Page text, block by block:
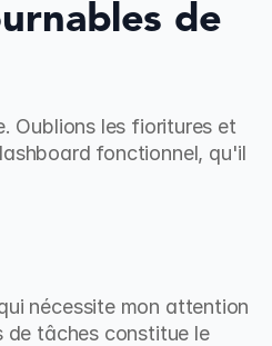
de
Oublions les fioritures et
fonctionnel, qu'il
nécessite mon attention
de tâches constitue le